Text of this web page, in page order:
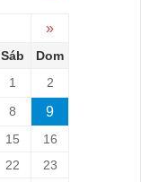
»
Sáb
Dom
1
2
8 9
15
16
22
23